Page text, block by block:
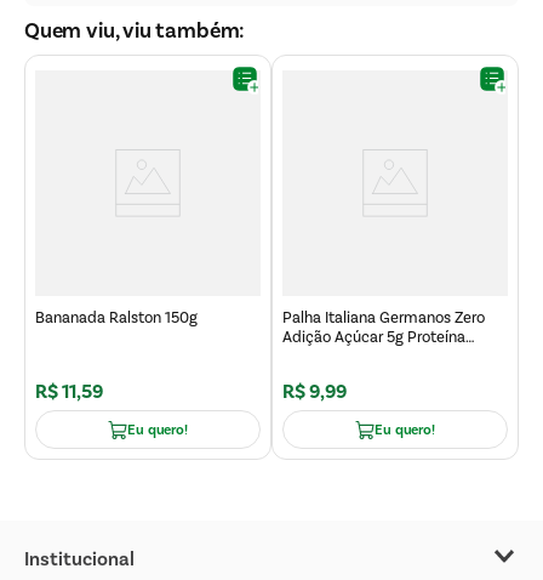
Quem viu, viu também:
Bananada Ralston 150g
R$11,59
Eu quero!
Palha Italiana Germanos Zero
Adição Açúcar 5g Proteína
R$9,99
Eu quero!
Institucional